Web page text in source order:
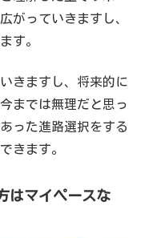
がっていきますし、
す。
きますし、将来的に
までは無理だと思っ
った進路選択をする
きます。
はマイペースな